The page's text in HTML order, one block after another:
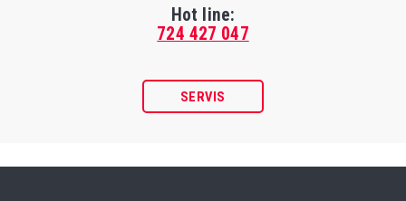
Hot line:
724 427 047
SERVIS